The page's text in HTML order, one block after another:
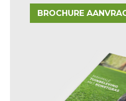
BROCHURE